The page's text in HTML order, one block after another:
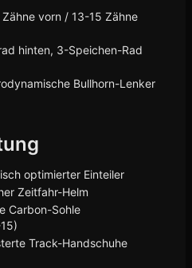
vorn / 13-15 Zähne
hinten, 3-Speichen-Rad
Bullhorn-Lenker
optimierter Einteiler
Zeitfahr-Helm
Carbon-Sohle
Track-Handschuhe